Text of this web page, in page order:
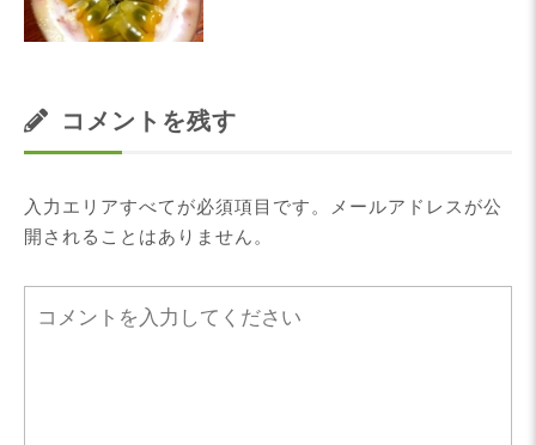
コメントを残す
入力エリアすべてが必須項目です。メールアドレスが公
開されることはありません。